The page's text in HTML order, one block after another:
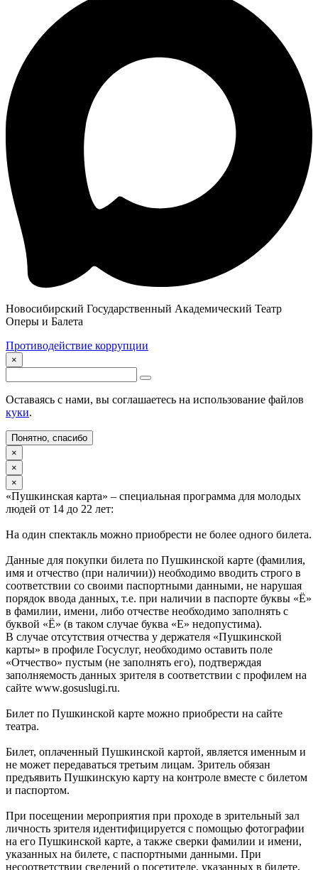
Новосибирский Государственный Академический Театр
Оперы и Балета
Противодействие коррупции
×
Оставаясь с нами, вы соглашаетесь на использование файлов
куки.
Понятно, спасибо
×
×
×
«Пушкинская карта» – специальная программа для молодых
людей от 14 до 22 лет:
На один спектакль можно приобрести не более одного билета.
Данные для покупки билета по Пушкинской карте (фамилия,
имя и отчество (при наличии)) необходимо вводить строго в
соответствии со своими паспортными данными, не нарушая
порядок ввода данных, т.е. при наличии в паспорте буквы «Ё»
в фамилии, имени, либо отчестве необходимо заполнять с
буквой «Ё» (в таком случае буква «Е» недопустима).
В случае отсутствия отчества у держателя «Пушкинской
карты» в профиле Госуслуг, необходимо оставить поле
«Отчество» пустым (не заполнять его), подтверждая
заполняемость данных зрителя в соответствии с профилем на
сайте www.gosuslugi.ru.
Билет по Пушкинской карте можно приобрести на сайте
театра.
Билет, оплаченный Пушкинской картой, является именным и
не может передаваться третьим лицам. Зритель обязан
предъявить Пушкинскую карту на контроле вместе с билетом
и паспортом.
При посещении мероприятия при проходе в зрительный зал
личность зрителя идентифицируется с помощью фотографии
на его Пушкинской карте, а также сверки фамилии и имени,
указанных на билете, с паспортными данными. При
несоответствии сведений о посетителе, указанных в билете,